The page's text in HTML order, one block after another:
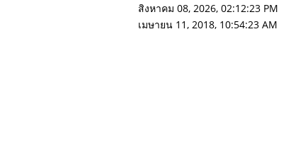
สิงหาคม 08, 2026, 02:12:23 PM
เมษายน 11, 2018, 10:54:23 AM